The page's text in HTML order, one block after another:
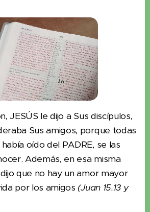
JESÚS le dijo a Sus discípulos,
Sus amigos, porque todas
oído del PADRE, se las
Además, en esa misma
que no hay un amor mayor
por los amigos (Juan 15.13 y